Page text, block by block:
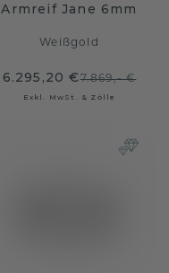
Armreif Jane 6mm
Weißgold
6.295,20 €7.869,- €
Exkl. MwSt. & Zölle